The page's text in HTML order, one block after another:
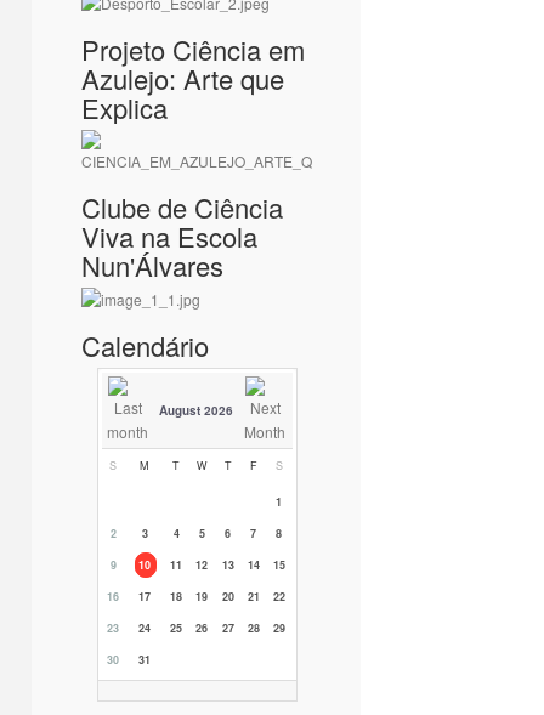
Projeto Ciência em
Azulejo: Arte que
Explica
Clube de Ciência
Viva na Escola
Nun'Álvares
Calendário
August 2026
S M T W T F S
1
2
3 4 5 6 7
8
9
10 11 12 13 14
15
16
17 18 19 20 21
22
23
24 25 26 27 28
29
30
31